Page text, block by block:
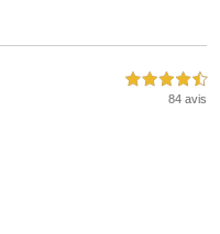
4,5 étoiles sur 5
84 avis